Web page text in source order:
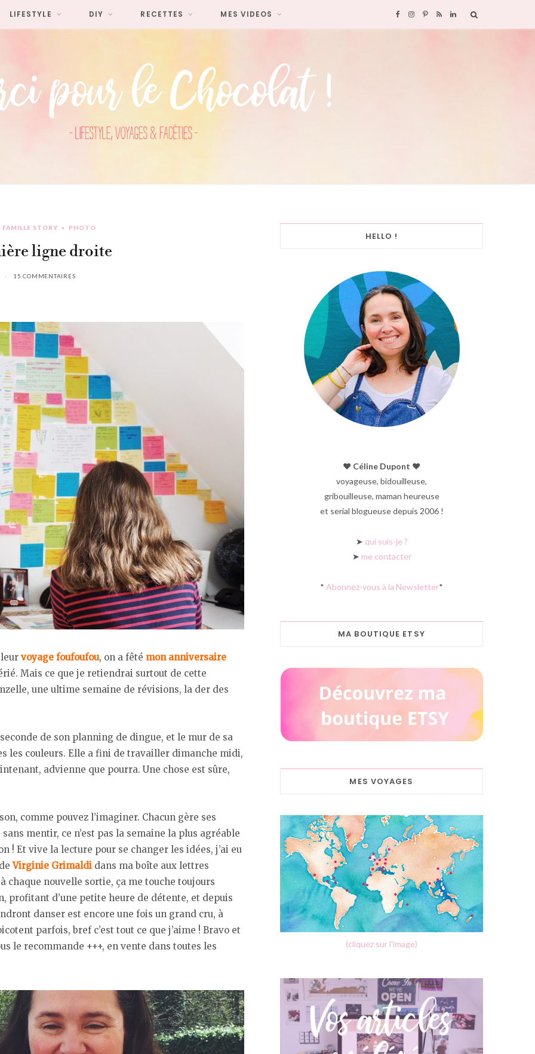
F
o
I
r
P
e
R L
I
LIFESTYLE DIY RECETTES MES VIDEOS
FAMILLE STORY PHOTO
ligne droite
15 COMMENTAIRES
voyage foufoufou, on a fêté mon anniversaire
Mais ce que je retiendrai surtout de cette
une ultime semaine de révisions, la der des
de son planning de dingue, et le mur de sa
les couleurs. Elle a fini de travailler dimanche midi,
advienne que pourra. Une chose est sûre,
comme pouvez l’imaginer. Chacun gère ses
mentir, ce n’est pas la semaine la plus agréable
! Et vive la lecture pour se changer les idées, j’ai eu
Virginie Grimaldi dans ma boîte aux lettres
nouvelle sortie, ça me touche toujours
profitant d’une petite heure de détente, et depuis
danser est encore une fois un grand cru, à
parfois, bref c’est tout ce que j’aime ! Bravo et
le recommande +++, en vente dans toutes les
HELLO !
♥︎ Céline Dupont ♥︎
voyageuse, bidouilleuse,
gribouilleuse, maman heureuse
et serial blogueuse depuis 2006 !
➤ qui suis-je ?
➤ me contacter
* Abonnez-vous à la Newsletter*
MA BOUTIQUE ETSY
MES VOYAGES
(cliquez sur l'image)